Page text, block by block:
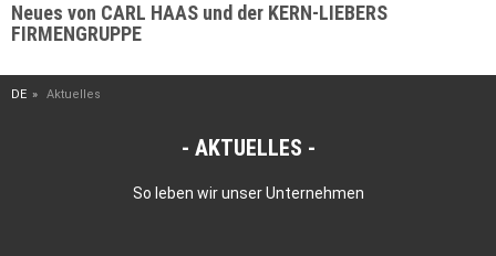
Neues von CARL HAAS und der KERN-LIEBERS
FIRMENGRUPPE
DE Aktuelles
AKTUELLES
So leben wir unser Unternehmen